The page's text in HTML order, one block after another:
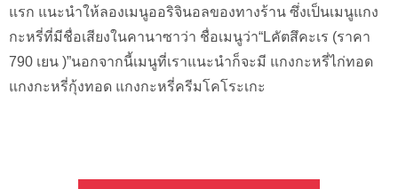
แรก แนะนำให้ลองเมนูออริจินอลของทางร้าน ซึ่งเป็นเมนูแกง
กะหรี่ที่มีชื่อเสียงในคานาซาว่า ชื่อเมนูว่า“Lคัตสึคะเร (ราคา
790 เยน )”นอกจากนี้เมนูที่เราแนะนำก็จะมี แกงกะหรี่ไก่ทอด
แกงกะหรี่กุ้งทอด แกงกะหรี่ครีมโคโระเกะ